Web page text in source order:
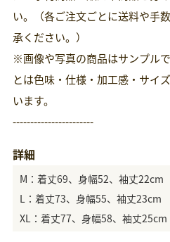
い。（各ご注文ごとに送料や手
承ください。）
※画像や写真の商品はサンプル
とは色味・仕様・加工感・サイ
います。
-----------------------
詳細
M：着丈69、身幅52、袖丈22cm
L：着丈73、身幅55、袖丈23cm
XL：着丈77、身幅58、袖丈25cm